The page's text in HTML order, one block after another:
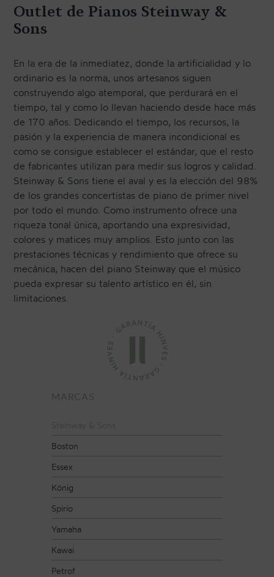
TRANSPORTE Y ALMACENAJE
RESTAURACIÓN
NOSOTROS
HISTORIA
EQUIPO
MEDIOS
SHOWROOMS
BLOG
CONTACTO
NEWSLETTER
Outlet de Pianos Steinway &
Sons
En la era de la inmediatez, donde la artificialidad y lo
ordinario es la norma, unos artesanos siguen
construyendo algo atemporal, que perdurará en el
tiempo, tal y como lo llevan haciendo desde hace más
de 170 años. Dedicando el tiempo, los recursos, la
pasión y la experiencia de manera incondicional es
como se consigue establecer el estándar, que el resto
de fabricantes utilizan para medir sus logros y calidad.
Steinway & Sons tiene el aval y es la elección del 98%
de los grandes concertistas de piano de primer nivel
por todo el mundo. Como instrumento ofrece una
riqueza tonal única, aportando una expresividad,
colores y matices muy amplios. Esto junto con las
prestaciones técnicas y rendimiento que ofrece su
mecánica, hacen del piano Steinway que el músico
pueda expresar su talento artístico en él, sin
limitaciones.
MARCAS
Boston
Essex
König
Spirio
Yamaha
Kawai
Petrof